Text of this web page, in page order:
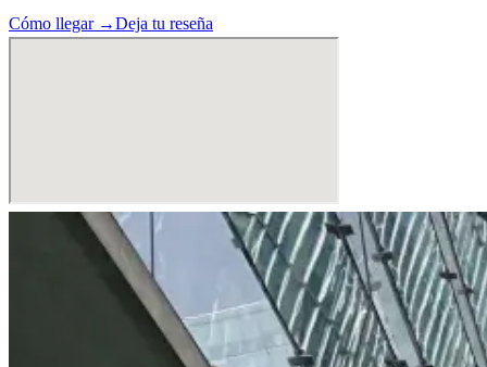
Cómo llegar →Deja tu reseña